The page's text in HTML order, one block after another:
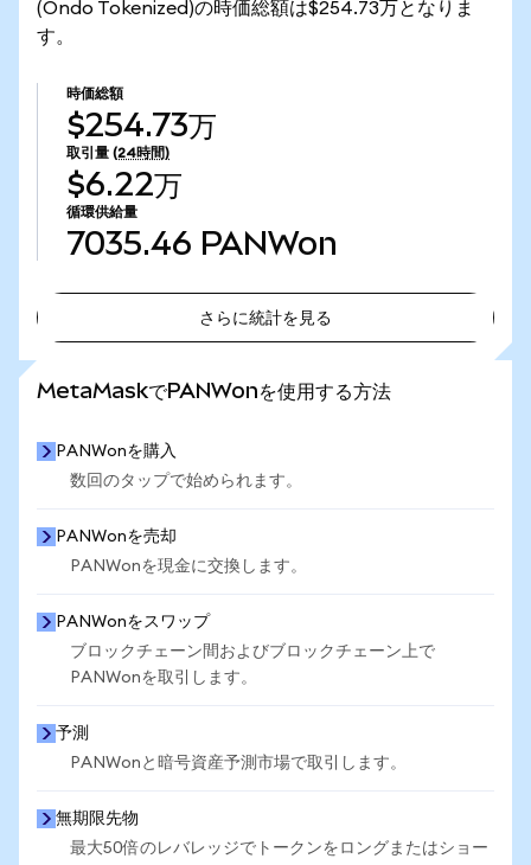
(Ondo Tokenized)の時価総額は$254.73万となりま
す。
時価総額
$254.73万
取引量 (24時間)
$6.22万
循環供給量
7035.46 PANWon
さらに統計を見る
MetaMaskでPANWonを使用する方法
PANWonを購入
数回のタップで始められます。
PANWonを売却
PANWonを現金に交換します。
PANWonをスワップ
ブロックチェーン間およびブロックチェーン上で
PANWonを取引します。
予測
PANWonと暗号資産予測市場で取引します。
無期限先物
最大50倍のレバレッジでトークンをロングまたはショー